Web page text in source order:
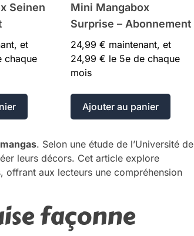
Seinen
et
chaque
Mini Mangabox
Surprise – Abonnement
24,99 € maintenant, et
24,99 € le 5e de chaque
mois
Ajouter au panier
mangas. Selon une étude de l’Université de
leurs décors. Cet article explore
offrant aux lecteurs une compréhension
façonne